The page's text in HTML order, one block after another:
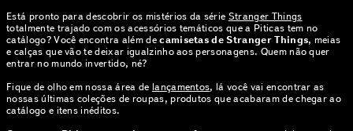
Está pronto para descobrir os mistérios da série Stranger Things
totalmente trajado com os acessórios temáticos que a Piticas tem no
catálogo? Você encontra além decamisetas de Stranger Things, meias
e calças que vão te deixar igualzinho aos personagens. Quem não quer
entrar no mundo invertido, né?
Fique de olho em nossa área de lançamentos, lá você vai encontrar as
nossas últimas coleções de roupas, produtos que acabaram de chegar ao
catálogo e itens inéditos.